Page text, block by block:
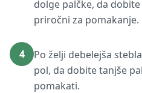
dolge palčke, da
priročni za pomakanje.
4
Po želji debelejša
pol, da dobite tanjše
pomakati.